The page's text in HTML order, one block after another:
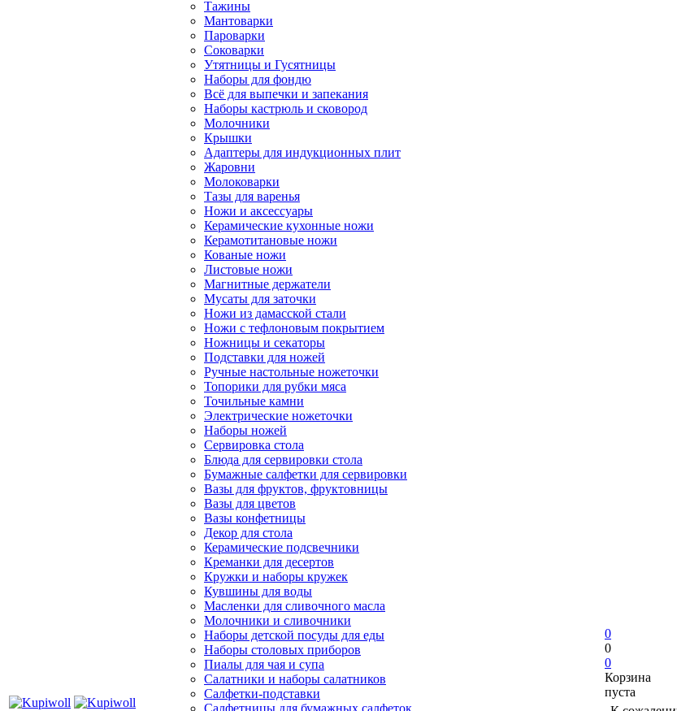
Тажины
Мантоварки
Пароварки
Соковарки
Утятницы и Гусятницы
Наборы для фондю
Всё для выпечки и запекания
Наборы кастрюль и сковород
Молочники
Крышки
Адаптеры для индукционных плит
Жаровни
Молоковарки
Тазы для варенья
Ножи и аксессуары
Керамические кухонные ножи
Керамотитановые ножи
Кованые ножи
Листовые ножи
Магнитные держатели
Мусаты для заточки
Ножи из дамасской стали
Ножи с тефлоновым покрытием
Ножницы и секаторы
Подставки для ножей
Ручные настольные ножеточки
Топорики для рубки мяса
Точильные камни
Электрические ножеточки
Наборы ножей
Сервировка стола
Блюда для сервировки стола
Бумажные салфетки для сервировки
Вазы для фруктов, фруктовницы
Вазы для цветов
Вазы конфетницы
Декор для стола
Керамические подсвечники
Креманки для десертов
Кружки и наборы кружек
Кувшины для воды
Масленки для сливочного масла
Молочники и сливочники
Наборы детской посуды для еды
Наборы столовых приборов
Пиалы для чая и супа
Салатники и наборы салатников
Салфетки-подставки
Салфетницы для бумажных салфеток
0
0
0
Корзина
пуста